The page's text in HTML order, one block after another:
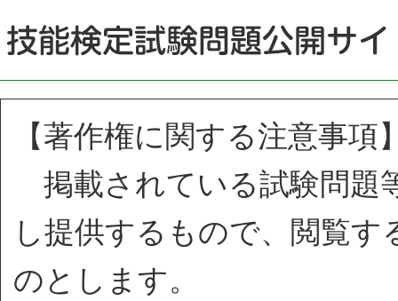
【著作権に関する注意事項
掲載されている試験問題
し提供するもので、閲覧
のとします。